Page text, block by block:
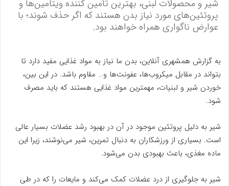
شیر و محصولات لبنی، بهترین تأمین کننده ویتامین‌ها و
پروتئین‌های مورد نیاز بدن هستند که اگر حذف شوند؛ با
عوارض ناگواری همراه خواهند بود.
به گزارش همشهری آنلاین، بدن ما نیاز به مواد غذایی مفید دارد تا
بتواند در مقابل میکروب‌ها، عفونت‌ها و… مقاوم باشد. در این بین،
خوردن شیر و لبنیات، مهمترین مواد غذایی هستند که باید مصرف
شود.
شیر به دلیل پروتئین موجود در آن در بهبود رشد عضلات بسیار عالی
است. بسیاری از ورزشکاران به دنبال تمرین، شیر می‌نوشند، زیرا این
ماده مغذی، باعث بهبودی بدن می‌شود.
شیر به جلوگیری از درد عضلات کمک می‌کند و مایعات را که در طی